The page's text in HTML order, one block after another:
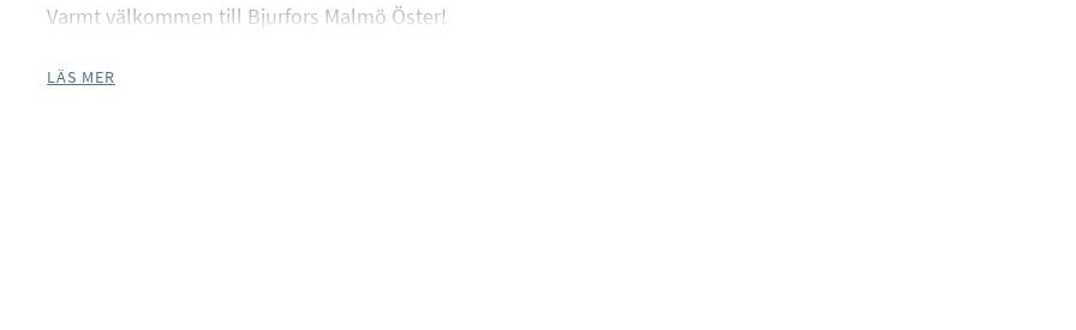
Varmt välkommen till Bjurfors Malmö Öster!
LÄS MER